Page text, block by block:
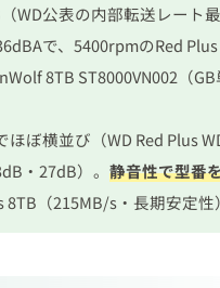
（WD公表の内部転送レー
で、5400rpmのRed
8TB ST8000VN002（
ほぼ横並び（WD Red Plus
・27dB）。 静音性で型番
8TB（215MB/s・長期安定性